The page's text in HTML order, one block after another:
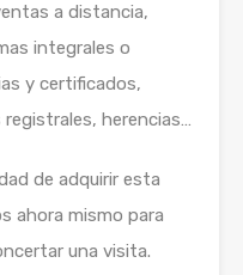
a distancia,
integrales o
y certificados,
herencias…
de adquirir esta
ahora mismo para
una visita.